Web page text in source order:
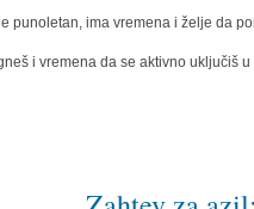
punoletan, ima vremena i želje da
i vremena da se aktivno uključiš